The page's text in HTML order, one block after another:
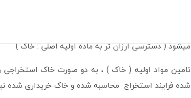
عمده فعالیت های شرکت : فعالیت های اکتشافی و
میشود ( دسترسی ارزان تر به ماده اولیه اصلی : خاک )
تامین مواد اولیه ( خاک ) ، به دو صورت خاک
شده فرایند استخراج محاسبه شده و خاک خریداری شده